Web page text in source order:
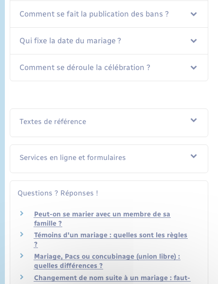
Comment se fait la publication des bans ?
Qui fixe la date du mariage ?
Comment se déroule la célébration ?
Textes de référence
Services en ligne et formulaires
Questions ? Réponses !
Peut-on se marier avec un membre de sa
famille ?
Témoins d'un mariage : quelles sont les règles
?
Mariage, Pacs ou concubinage (union libre) :
quelles différences ?
Changement de nom suite à un mariage : faut-